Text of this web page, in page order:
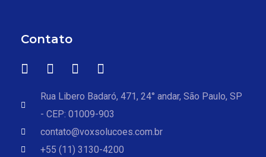
Contato
Rua Libero Badaró, 471, 24° andar, São Paulo, SP
- CEP: 01009-903
contato@voxsolucoes.com.br
+55 (11) 3130-4200